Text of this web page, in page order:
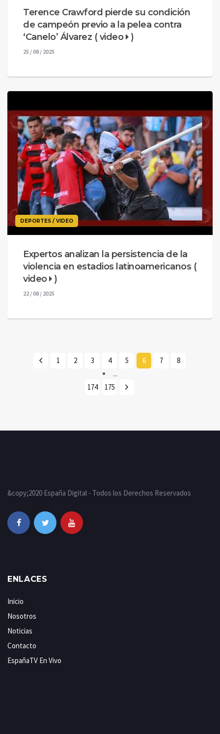
Terence Crawford pierde su condición
de campeón previo a la pelea contra
‘Canelo’ Álvarez ( video )
25 / 08 / 2025
DEPORTES / VIDEO
Expertos analizan la persistencia de la
violencia en estadios latinoamericanos (
video )
22 / 08 / 2025
1 2 3 4 5 6 7
8
...
174
175
&copy;2020 España Digital - Todos los Derechos Reservados
ENLACES
Inicio
Nosotros
Noticias
Contacto
EspañaTV En Vivo